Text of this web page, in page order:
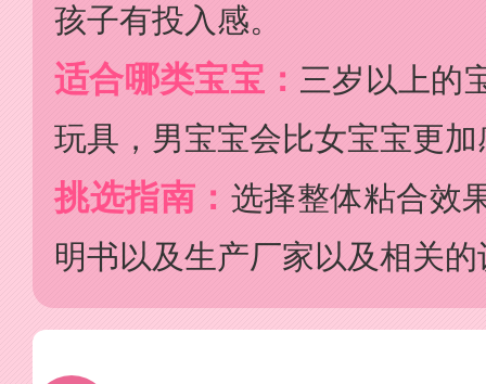
孩子有投入感。
适合哪类宝宝： 三岁以上的
玩具，男宝宝会比女宝宝更
挑选指南： 选择整体粘合效
明书以及生产厂家以及相关